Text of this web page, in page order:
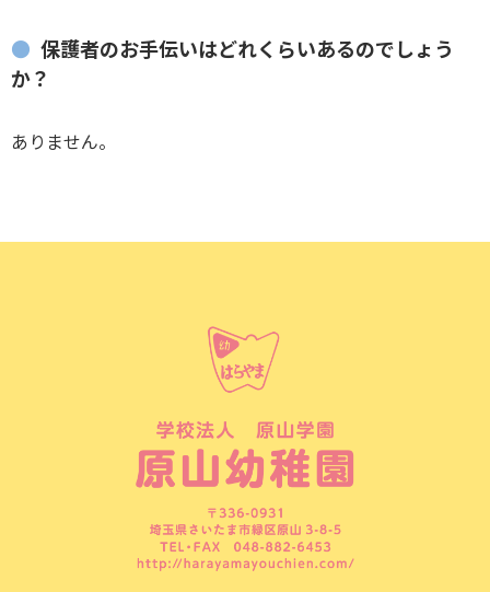
保護者のお手伝いはどれくらいあるのでしょう
か？
ありません。